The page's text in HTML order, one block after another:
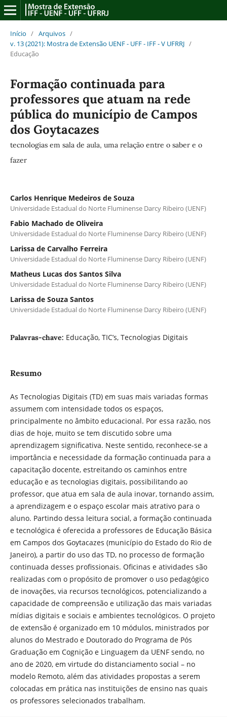
Início / Arquivos /
v. 13 (2021): Mostra de Extensão UENF - UFF - IFF - V UFRRJ /
Educação
Formação continuada para
professores que atuam na rede
pública do município de Campos
dos Goytacazes
tecnologias em sala de aula, uma relação entre o saber e o
fazer
Carlos Henrique Medeiros de Souza
Universidade Estadual do Norte Fluminense Darcy Ribeiro (UENF)
Fabio Machado de Oliveira
Universidade Estadual do Norte Fluminense Darcy Ribeiro (UENF)
Larissa de Carvalho Ferreira
Universidade Estadual do Norte Fluminense Darcy Ribeiro (UENF)
Matheus Lucas dos Santos Silva
Universidade Estadual do Norte Fluminense Darcy Ribeiro (UENF)
Larissa de Souza Santos
Universidade Estadual do Norte Fluminense Darcy Ribeiro (UENF)
Palavras-chave: Educação, TIC’s, Tecnologias Digitais
Resumo
As Tecnologias Digitais (TD) em suas mais variadas formas
assumem com intensidade todos os espaços,
principalmente no âmbito educacional. Por essa razão, nos
dias de hoje, muito se tem discutido sobre uma
aprendizagem significativa. Neste sentido, reconhece-se a
importância e necessidade da formação continuada para a
capacitação docente, estreitando os caminhos entre
educação e as tecnologias digitais, possibilitando ao
professor, que atua em sala de aula inovar, tornando assim,
a aprendizagem e o espaço escolar mais atrativo para o
aluno. Partindo dessa leitura social, a formação continuada
e tecnológica é oferecida a professores de Educação Básica
em Campos dos Goytacazes (município do Estado do Rio de
Janeiro), a partir do uso das TD, no processo de formação
continuada desses profissionais. Oficinas e atividades são
realizadas com o propósito de promover o uso pedagógico
de inovações, via recursos tecnológicos, potencializando a
capacidade de compreensão e utilização das mais variadas
mídias digitais e sociais e ambientes tecnológicos. O projeto
de extensão é organizado em 10 módulos, ministrados por
alunos do Mestrado e Doutorado do Programa de Pós
Graduação em Cognição e Linguagem da UENF sendo, no
ano de 2020, em virtude do distanciamento social – no
modelo Remoto, além das atividades propostas a serem
colocadas em prática nas instituições de ensino nas quais
os professores selecionados trabalham.